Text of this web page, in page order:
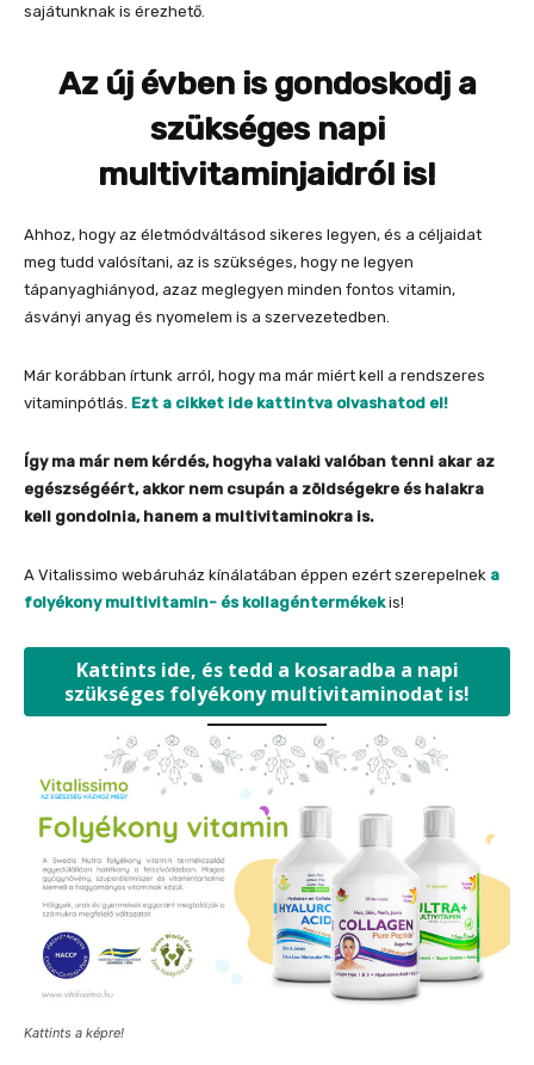
sajátunknak is érezhető.
Az új évben is gondoskodj a
szükséges napi
multivitaminjaidról is!
Ahhoz, hogy az életmódváltásod sikeres legyen, és a céljaidat
meg tudd valósítani, az is szükséges, hogy ne legyen
tápanyaghiányod, azaz meglegyen minden fontos vitamin,
ásványi anyag és nyomelem is a szervezetedben.
Már korábban írtunk arról, hogy ma már miért kell a rendszeres
vitaminpótlás. Ezt a cikket ide kattintva olvashatod el!
Így ma már nem kérdés, hogyha valaki valóban tenni akar az
egészségéért, akkor nem csupán a zöldségekre és halakra
kell gondolnia, hanem a multivitaminokra is.
A Vitalissimo webáruház kínálatában éppen ezért szerepelnek a
folyékony multivitamin- és kollagéntermékekis!
Kattints ide, és tedd a kosaradba a napi
szükséges folyékony multivitaminodat is!
Kattints a képre!